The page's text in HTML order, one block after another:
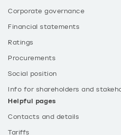
Corporate governance
Financial statements
Ratings
Procurements
Social position
Info for shareholders and
Helpful pages
Contacts and details
Tariffs